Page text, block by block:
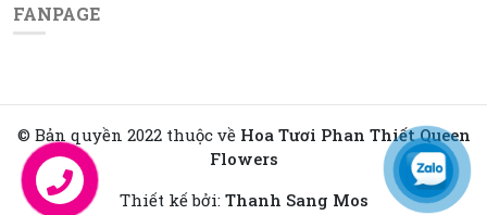
FANPAGE
© Bản quyền 2022 thuộc về Hoa Tươi Phan Thiết Queen
Flowers
Thiết kế bởi: Thanh Sang Mos
Liên hệ